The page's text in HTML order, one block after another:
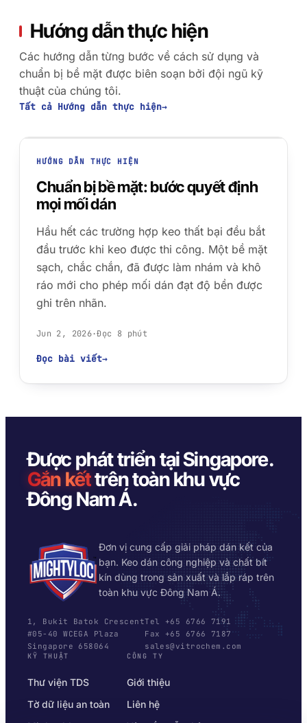
Hướng dẫn thực hiện
Các hướng dẫn từng bước về cách sử dụng và
chuẩn bị bề mặt được biên soạn bởi đội ngũ kỹ
thuật của chúng tôi.
Tất cả Hướng dẫn thực hiện→
HƯỚNG DẪN THỰC HIỆN
Chuẩn bị bề mặt: bước quyết định
mọi mối dán
Hầu hết các trường hợp keo thất bại đều bắt
đầu trước khi keo được thi công. Một bề mặt
sạch, chắc chắn, đã được làm nhám và khô
ráo mới cho phép mối dán đạt độ bền được
ghi trên nhãn.
Jun 2, 2026·Đọc 8 phút
Đọc bài viết→
Được phát triển tại Singapore.
Gắn kếttrên toàn khu vực
Đông Nam Á.
Đơn vị cung cấp giải pháp dán kết của
bạn. Keo dán công nghiệp và chất bít
kín dùng trong sản xuất và lắp ráp trên
toàn khu vực Đông Nam Á.
1, Bukit Batok Crescent
#05-40 WCEGA Plaza
Singapore 658064
Tel +65 6766 7191
Fax +65 6766 7187
sales@vitrochem.com
KỸ THUẬT
Thư viện TDS
Tờ dữ liệu an toàn
CÔNG TY
Giới thiệu
Liên hệ